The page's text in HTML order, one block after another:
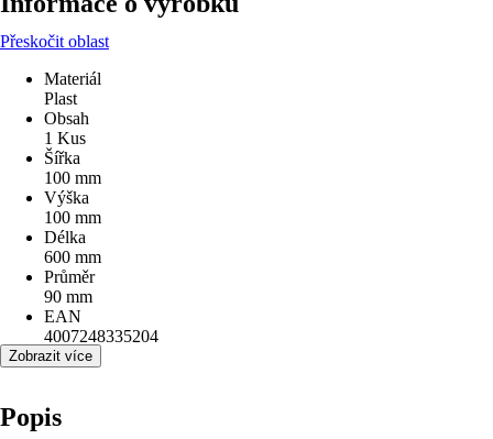
Přeskočit oblast
Materiál
Plast
Obsah
1 Kus
Šířka
100 mm
Výška
100 mm
Délka
600 mm
Průměr
90 mm
EAN
4007248335204
Zobrazit více
Popis